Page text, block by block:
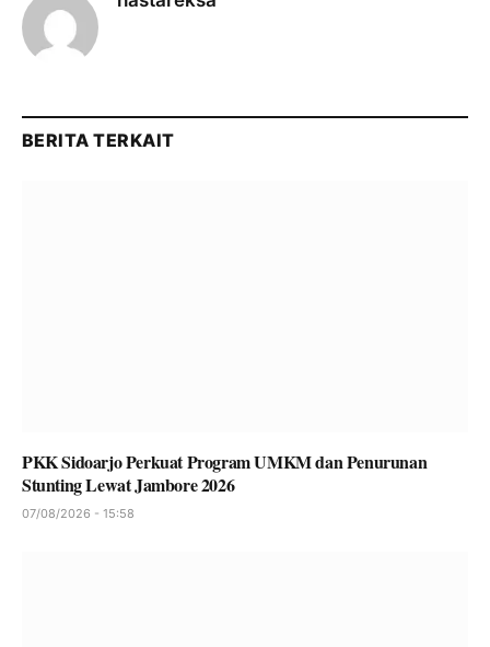
BERITA TERKAIT
PKK Sidoarjo Perkuat Program UMKM dan Penurunan
Stunting Lewat Jambore 2026
07/08/2026 - 15:58